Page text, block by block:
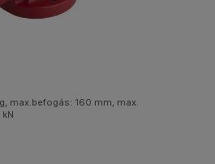
max.befogás: 160 mm, max.